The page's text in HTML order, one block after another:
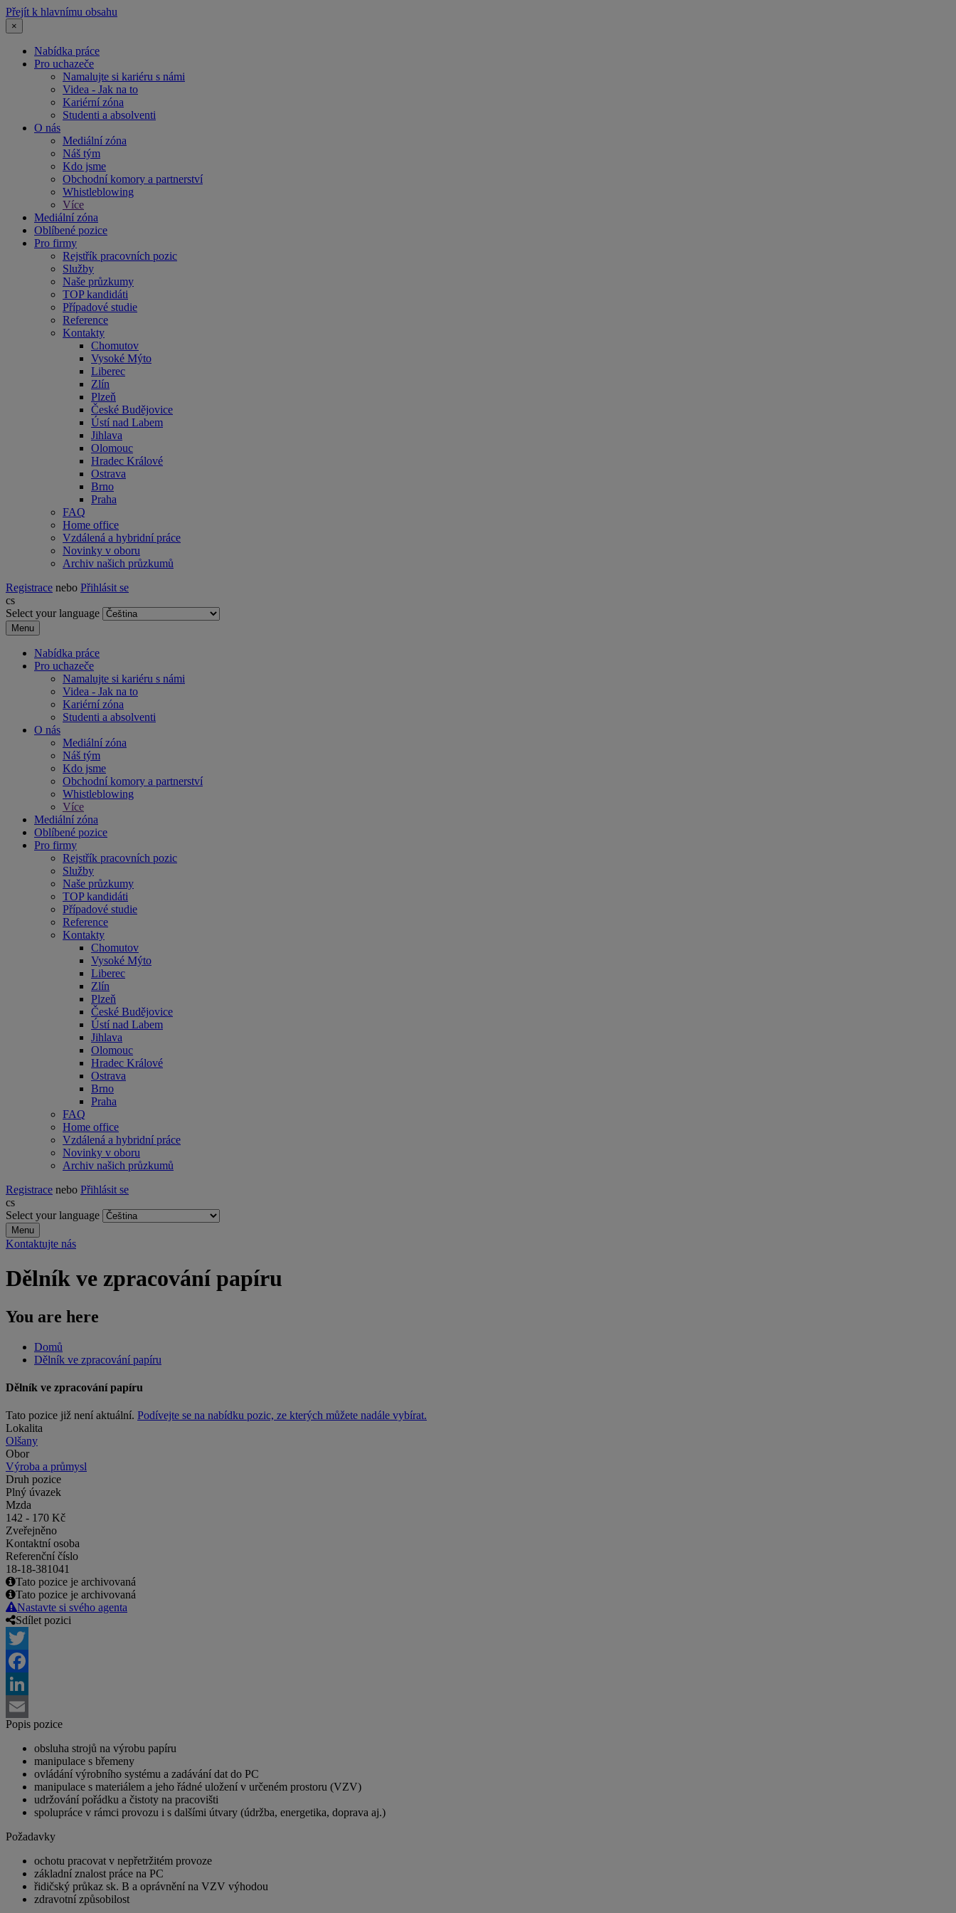
Přejít k hlavnímu obsahu
×
Nabídka práce
Pro uchazeče
Namalujte si kariéru s námi
Videa - Jak na to
Kariérní zóna
Studenti a absolventi
O nás
Mediální zóna
Náš tým
Kdo jsme
Obchodní komory a partnerství
Whistleblowing
Více
Mediální zóna
Oblíbené pozice
Pro firmy
Rejstřík pracovních pozic
Služby
Naše průzkumy
TOP kandidáti
Případové studie
Reference
Kontakty
Chomutov
Vysoké Mýto
Liberec
Zlín
Plzeň
České Budějovice
Ústí nad Labem
Jihlava
Olomouc
Hradec Králové
Ostrava
Brno
Praha
FAQ
Home office
Vzdálená a hybridní práce
Novinky v oboru
Archiv našich průzkumů
Registrace nebo Přihlásit se
cs
Select your language
Menu
Nabídka práce
Pro uchazeče
Namalujte si kariéru s námi
Videa - Jak na to
Kariérní zóna
Studenti a absolventi
O nás
Mediální zóna
Náš tým
Kdo jsme
Obchodní komory a partnerství
Whistleblowing
Více
Mediální zóna
Oblíbené pozice
Pro firmy
Rejstřík pracovních pozic
Služby
Naše průzkumy
TOP kandidáti
Případové studie
Reference
Kontakty
Chomutov
Vysoké Mýto
Liberec
Zlín
Plzeň
České Budějovice
Ústí nad Labem
Jihlava
Olomouc
Hradec Králové
Ostrava
Brno
Praha
FAQ
Home office
Vzdálená a hybridní práce
Novinky v oboru
Archiv našich průzkumů
Registrace nebo Přihlásit se
cs
Select your language
Menu
Kontaktujte nás
Dělník ve zpracování papíru
You are here
Domů
Dělník ve zpracování papíru
Dělník ve zpracování papíru
Tato pozice již není aktuální. Podívejte se na nabídku pozic, ze kterých můžete nadále vybírat.
Lokalita
Olšany
Obor
Výroba a průmysl
Druh pozice
Plný úvazek
Mzda
142 - 170 Kč
Zveřejněno
Kontaktní osoba
Referenční číslo
18-18-381041
Tato pozice je archivovaná
Tato pozice je archivovaná
Nastavte si svého agenta
Sdílet pozici
Twitter
Facebook
LinkedIn
Email
Popis pozice
obsluha strojů na výrobu papíru
manipulace s břemeny
ovládání výrobního systému a zadávání dat do PC
manipulace s materiálem a jeho řádné uložení v určeném prostoru (VZV)
udržování pořádku a čistoty na pracovišti
spolupráce v rámci provozu i s dalšími útvary (údržba, energetika, doprava aj.)
Požadavky
ochotu pracovat v nepřetržitém provoze
základní znalost práce na PC
řidičský průkaz sk. B a oprávnění na VZV výhodou
zdravotní způsobilost